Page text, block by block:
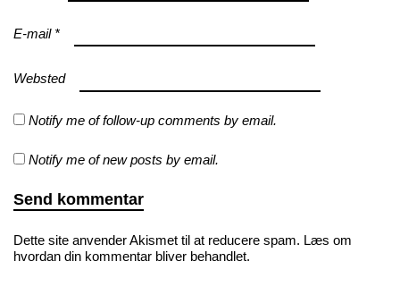
E-mail *
Websted
Notify me of follow-up comments by email.
Notify me of new posts by email.
Dette site anvender Akismet til at reducere spam. Læs om
hvordan din kommentar bliver behandlet.